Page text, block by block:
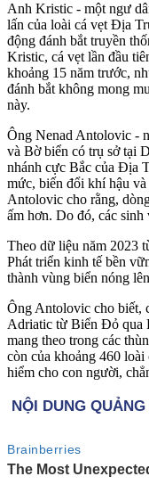
Anh Kristic - một ngư
lấ‌n của loài cá vẹt Địa
động đánh bắt truyền
Kristic, cá vẹt lần đầu
khoảng 15 năm trước,
đánh bắt không mong
này.
Ông Nenad Antolovic -
và Bờ biển có trụ sở tại
nhánh cực Bắc của Địa
mức, biến đổi khí hậu
Antolovic cho rằng,
ấm hơn. Do đó, các sinh
Theo dữ liệu năm 2023
Phát triển kinh tế bền
thành vùng biển nóng
Ông Antolovic cho biết,
Adriatic từ Biển Đỏ qua
mang theo trong các
còn của khoảng 460
hiểm cho con người,